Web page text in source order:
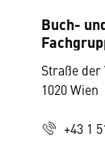
Buch-
Straße
1020 Wien
+43 1